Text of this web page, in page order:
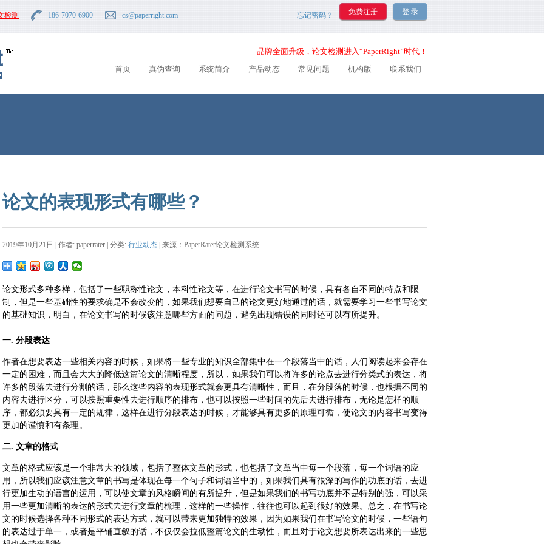
检测 186-7070-6900 cs@paperright.com 忘记密码？
品牌全面升级，论文检测进入“PaperRight”时代！
首页
真伪查询 系统简介 产品动态 常见问题 机构版 联系我们
论文的表现形式有哪些？
2019年10月21日 | 作者: paperrater | 分类: 行业动态 | 来源：PaperRater论文检测系统
论文形式多种多样，包括了一些职称性论文，本科性论文等，在进行论文书写的时候，具有各自不同的特点和限
制，但是一些基础性的要求确是不会改变的，如果我们想要自己的论文更好地通过的话，就需要学习一些书写论文
的基础知识，明白，在论文书写的时候该注意哪些方面的问题，避免出现错误的同时还可以有所提升。
一. 分段表达
作者在想要表达一些相关内容的时候，如果将一些专业的知识全部集中在一个段落当中的话，人们阅读起来会存在
一定的困难，而且会大大的降低这篇论文的清晰程度，所以，如果我们可以将许多的论点去进行分类式的表达，将
许多的段落去进行分割的话，那么这些内容的表现形式就会更具有清晰性，而且，在分段落的时候，也根据不同的
内容去进行区分，可以按照重要性去进行顺序的排布，也可以按照一些时间的先后去进行排布，无论是怎样的顺
序，都必须要具有一定的规律，这样在进行分段表达的时候，才能够具有更多的原理可循，使论文的内容书写变得
更加的谨慎和有条理。
二. 文章的格式
文章的格式应该是一个非常大的领域，包括了整体文章的形式，也包括了文章当中每一个段落，每一个词语的应
用，所以我们应该注意文章的书写是体现在每一个句子和词语当中的，如果我们具有很深的写作的功底的话，去进
行更加生动的语言的运用，可以使文章的风格瞬间的有所提升，但是如果我们的书写功底并不是特别的强，可以采
用一些更加清晰的表达的形式去进行文章的梳理，这样的一些操作，往往也可以起到很好的效果。总之，在书写论
文的时候选择各种不同形式的表达方式，就可以带来更加独特的效果，因为如果我们在书写论文的时候，一些语句
的表达过于单一，或者是平铺直叙的话，不仅仅会拉低整篇论文的生动性，而且对于论文想要所表达出来的一些思